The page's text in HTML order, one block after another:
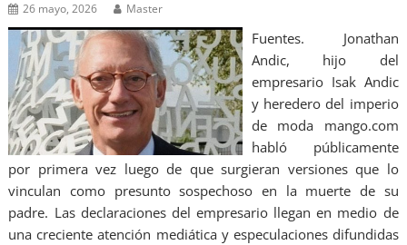
26 mayo, 2026 Master
Fuentes. Jonathan
Andic, hijo del
empresario Isak Andic
y heredero del imperio
de moda mango.com
habló públicamente
por primera vez luego de que surgieran versiones que lo
vinculan como presunto sospechoso en la muerte de su
padre. Las declaraciones del empresario llegan en medio de
una creciente atención mediática y especulaciones difundidas